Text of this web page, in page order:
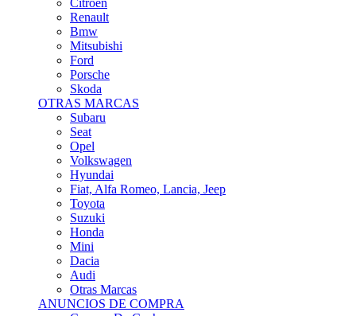
Bmw
Mitsubishi
Ford
Porsche
Skoda
OTRAS MARCAS
Subaru
Seat
Opel
Volkswagen
Hyundai
Fiat, Alfa Romeo, Lancia, Jeep
Toyota
Suzuki
Honda
Mini
Dacia
Audi
Otras Marcas
ANUNCIOS DE COMPRA
Compra De Coches
ALQUILER VEHÍCULOS